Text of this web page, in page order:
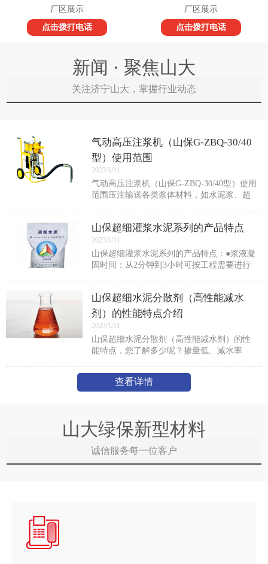
厂区展示
点击拨打电话
厂区展示
点击拨打电话
新闻 · 聚焦山大
关注济宁山大，掌握行业动态
气动高压注浆机（山保G-ZBQ-30/40
型）使用范围
2023/1/11
气动高压注浆机（山保G-ZBQ-30/40型）使用
范围压注输送各类浆体材料，如水泥浆、超
程、建筑工程等的防水堵漏加固施工。也
山保超细灌浆水泥系列的产品特点
2023/1/11
山保超细灌浆水泥系列的产品特点：●浆液凝
固时间：从2分钟到3小时可按工程需要进行
掺入超细水泥分散剂后，可降低浆液粘度，
提
山保超细水泥分散剂（高性能减水
剂）的性能特点介绍
2023/1/11
山保超细水泥分散剂（高性能减水剂）的性
能特点，您了解多少呢？掺量低、减水率
小，预拌混凝土坍落度损失率1h小于5%，2h
小于10％。砼3d
查看详情
山大绿保新型材料
诚信服务每一位客户